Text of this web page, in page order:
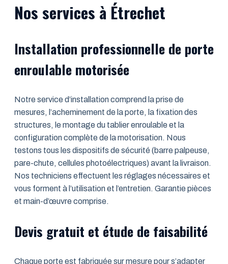
Nos services à Étrechet
Installation professionnelle de porte
enroulable motorisée
Notre service d’installation comprend la prise de
mesures, l’acheminement de la porte, la fixation des
structures, le montage du tablier enroulable et la
configuration complète de la motorisation. Nous
testons tous les dispositifs de sécurité (barre palpeuse,
pare-chute, cellules photoélectriques) avant la livraison.
Nos techniciens effectuent les réglages nécessaires et
vous forment à l’utilisation et l’entretien. Garantie pièces
et main-d’œuvre comprise.
Devis gratuit et étude de faisabilité
Chaque porte est fabriquée sur mesure pour s’adapter